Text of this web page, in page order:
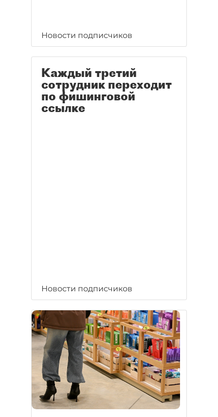
Новости подписчиков
Каждый третий
сотрудник переходит
по фишинговой
ссылке
Новости подписчиков